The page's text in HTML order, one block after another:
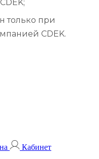
только при
CDEK.
Кабинет